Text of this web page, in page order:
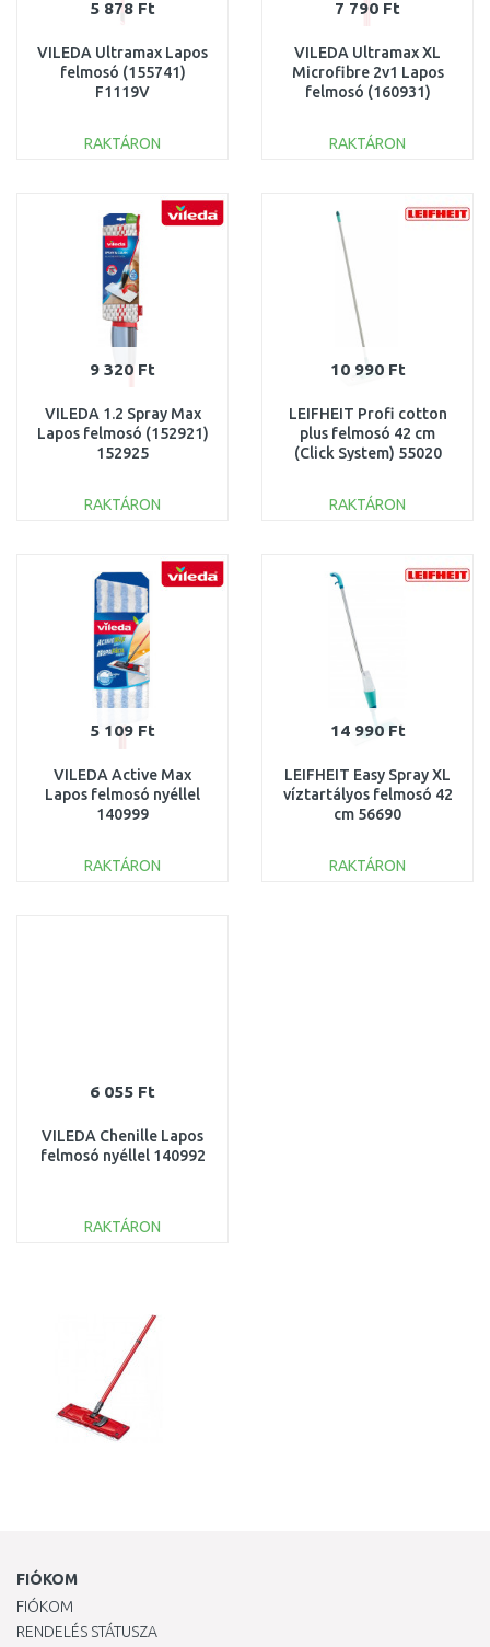
5 878 Ft
VILEDA Ultramax Lapos
felmosó (155741)
F1119V
RAKTÁRON
Összehasonlítás
7 790 Ft
VILEDA Ultramax XL
Microfibre 2v1 Lapos
felmosó (160931)
RAKTÁRON
Összehasonlítás
9 320 Ft
VILEDA 1.2 Spray Max
Lapos felmosó (152921)
152925
RAKTÁRON
Összehasonlítás
10 990 Ft
LEIFHEIT Profi cotton
plus felmosó 42 cm
(Click System) 55020
RAKTÁRON
Összehasonlítás
5 109 Ft
VILEDA Active Max
Lapos felmosó nyéllel
140999
RAKTÁRON
14 990 Ft
LEIFHEIT Easy Spray XL
víztartályos felmosó 42
cm 56690
RAKTÁRON
6 055 Ft
VILEDA Chenille Lapos
felmosó nyéllel 140992
RAKTÁRON
FIÓKOM
FIÓKOM
RENDELÉS STÁTUSZA